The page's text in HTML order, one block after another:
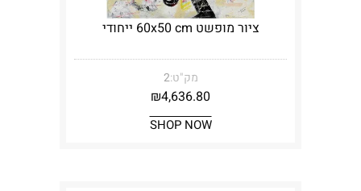
ציור מופשט 60x50 cm ייחודי
מק"ט:2
₪4,636.80
SHOP NOW